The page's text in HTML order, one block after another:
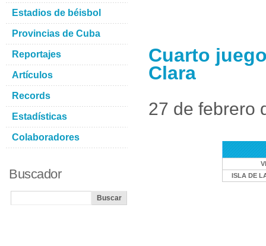
Cuarto
Clara
27 de febrero
ISLA DE
Estadios de béisbol
Provincias de Cuba
Reportajes
Artículos
Records
Estadísticas
Colaboradores
Buscador